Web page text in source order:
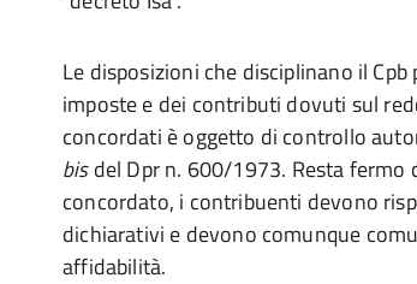
Le disposizioni che disciplinano il
imposte e dei contributi dovuti sul
concordati è oggetto di controllo
bisdel Dpr n. 600/1973. Resta fermo
concordato, i contribuenti devono
dichiarativi e devono comunque
affidabilità.